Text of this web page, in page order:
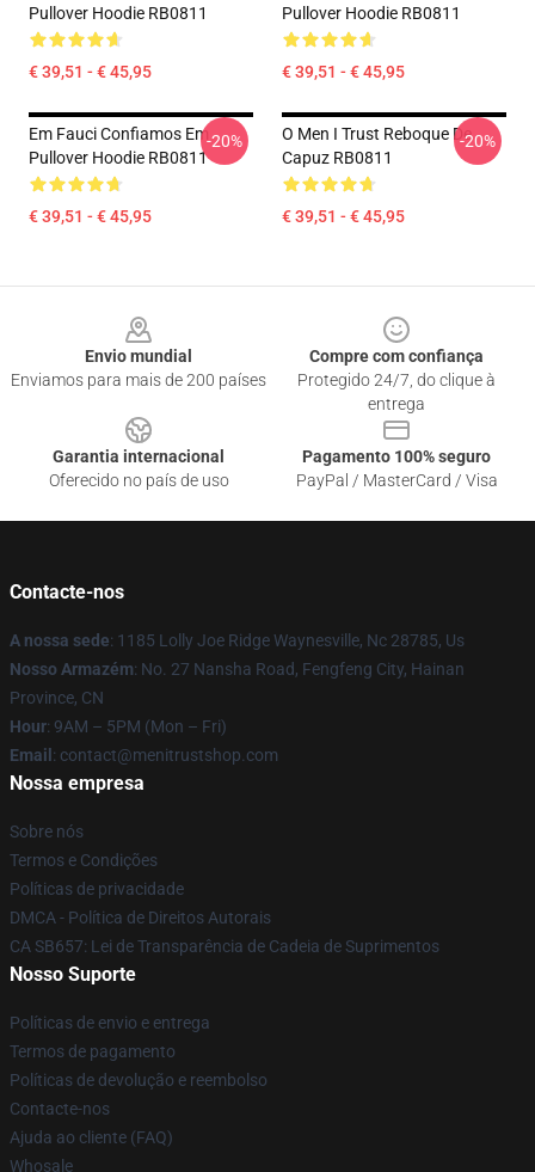
Pullover Hoodie RB0811
€ 39,51 - € 45,95
Pullover Hoodie RB0811
€ 39,51 - € 45,95
Em Fauci Confiamos Em
Pullover Hoodie RB0811
€ 39,51 - € 45,95
-20%
O Men I Trust Reboque De
Capuz RB0811
€ 39,51 - € 45,95
-20%
Envio mundial
Enviamos para mais de 200 países
Compre com confiança
Protegido 24/7, do clique à
entrega
Garantia internacional
Oferecido no país de uso
Pagamento 100% seguro
PayPal / MasterCard / Visa
Contacte-nos
A nossa sede: 1185 Lolly Joe Ridge Waynesville, Nc 28785, Us
Nosso Armazém: No. 27 Nansha Road, Fengfeng City, Hainan
Province, CN
Hour: 9AM – 5PM (Mon – Fri)
Email : contact@menitrustshop.com
Nossa empresa
Sobre nós
Termos e Condições
Políticas de privacidade
DMCA - Política de Direitos Autorais
CA SB657: Lei de Transparência de Cadeia de Suprimentos
Nosso Suporte
Políticas de envio e entrega
Termos de pagamento
Políticas de devolução e reembolso
Contacte-nos
Ajuda ao cliente (FAQ)
Whosale